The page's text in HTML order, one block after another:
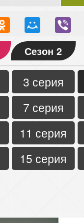
Сезон 2
3 серия
7 серия
11 серия
15 серия